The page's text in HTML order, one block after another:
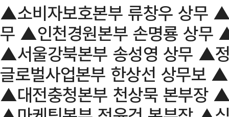
▲소비자보호본부 류창우 상무
무 ▲인천경원본부 손명룡 상무
▲서울강북본부 송성영 상무 ▲
글로벌사업본부 한상선 상무보
▲대전충청본부 천상묵 본부장